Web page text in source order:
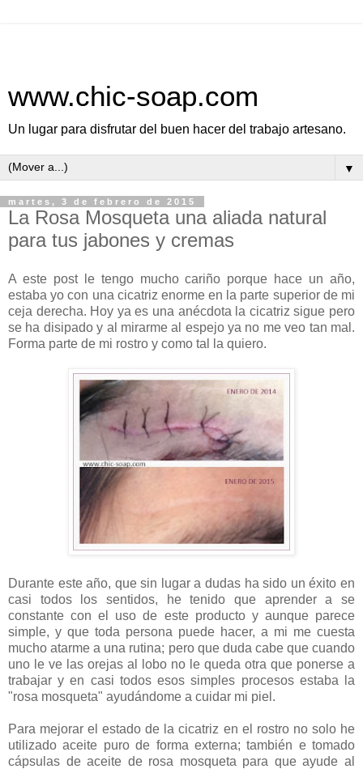
www.chic-soap.com
Un lugar para disfrutar del buen hacer del trabajo artesano.
▼
martes, 3 de febrero de 2015
La Rosa Mosqueta una aliada natural
para tus jabones y cremas
A este post le tengo mucho cariño porque hace un año,
estaba yo con una cicatriz enorme en la parte superior de mi
ceja derecha. Hoy ya es una anécdota la cicatriz sigue pero
se ha disipado y al mirarme al espejo ya no me veo tan mal.
Forma parte de mi rostro y como tal la quiero.
Durante este año, que sin lugar a dudas ha sido un éxito en
casi todos los sentidos, he tenido que aprender a se
constante con el uso de este producto y aunque parece
simple, y que toda persona puede hacer, a mi me cuesta
mucho atarme a una rutina; pero que duda cabe que cuando
uno le ve las orejas al lobo no le queda otra que ponerse a
trabajar y en casi todos esos simples procesos estaba la
"rosa mosqueta" ayudándome a cuidar mi piel.
Para mejorar el estado de la cicatriz en el rostro no solo he
utilizado aceite puro de forma externa; también e tomado
cápsulas de aceite de rosa mosqueta para que ayude al